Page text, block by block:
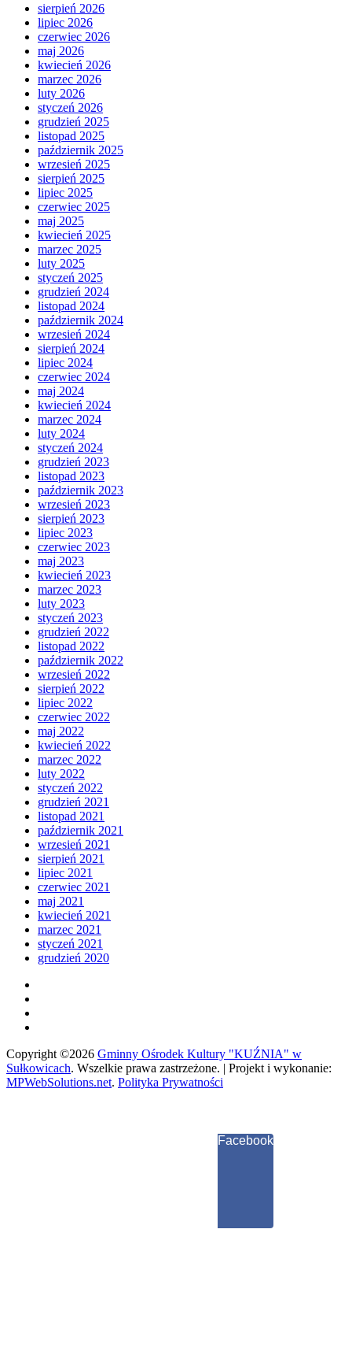
sierpień 2026
lipiec 2026
czerwiec 2026
maj 2026
kwiecień 2026
marzec 2026
luty 2026
styczeń 2026
grudzień 2025
listopad 2025
październik 2025
wrzesień 2025
sierpień 2025
lipiec 2025
czerwiec 2025
maj 2025
kwiecień 2025
marzec 2025
luty 2025
styczeń 2025
grudzień 2024
listopad 2024
październik 2024
wrzesień 2024
sierpień 2024
lipiec 2024
czerwiec 2024
maj 2024
kwiecień 2024
marzec 2024
luty 2024
styczeń 2024
grudzień 2023
listopad 2023
październik 2023
wrzesień 2023
sierpień 2023
lipiec 2023
czerwiec 2023
maj 2023
kwiecień 2023
marzec 2023
luty 2023
styczeń 2023
grudzień 2022
listopad 2022
październik 2022
wrzesień 2022
sierpień 2022
lipiec 2022
czerwiec 2022
maj 2022
kwiecień 2022
marzec 2022
luty 2022
styczeń 2022
grudzień 2021
listopad 2021
październik 2021
wrzesień 2021
sierpień 2021
lipiec 2021
czerwiec 2021
maj 2021
kwiecień 2021
marzec 2021
styczeń 2021
grudzień 2020
Copyright ©2026 Gminny Ośrodek Kultury "KUŹNIA" w
Sułkowicach. Wszelkie prawa zastrzeżone. | Projekt i wykonanie:
MPWebSolutions.net. Polityka Prywatności
Facebook